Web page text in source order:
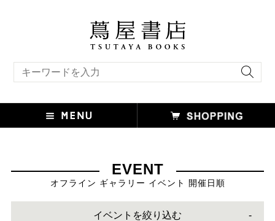
EVENT
オフライン ギャラリー イベント 開催日順
イベントを絞り込む